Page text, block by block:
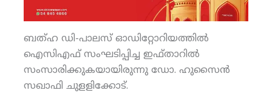
ബത്ഹ ഡി-പാലസ് ഓഡിറ്റോറിയത്തില്‍
ഐസിഎഫ് സംഘടിപ്പിച്ച ഇഫ്താറില്‍
സംസാരിക്കുകയായിരുന്നു ഡോ. ഹുസൈന്‍
സഖാഫി ചുളളിക്കോട്.